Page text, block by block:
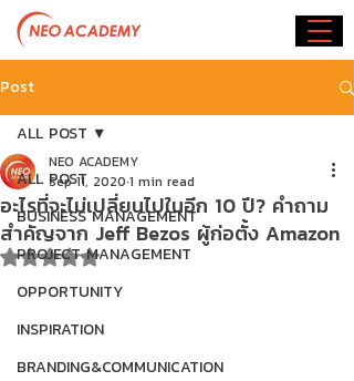
Post
ALL POST
BUSINESS MANAGEMENT
PROJECT MANAGEMENT
OPPORTUNITY
INSPIRATION
BRANDING&COMMUNICATION
ALL POST
อะไรที่จะไม่เปลี่ยนไปในอีก 10 ปี? คำถาม
สำคัญจาก Jeff Bezos ผู้ก่อตั้ง Amazon
NEO ACADEMY
Sep 11, 2020 1 min read
Rated NaN out of 5 stars.